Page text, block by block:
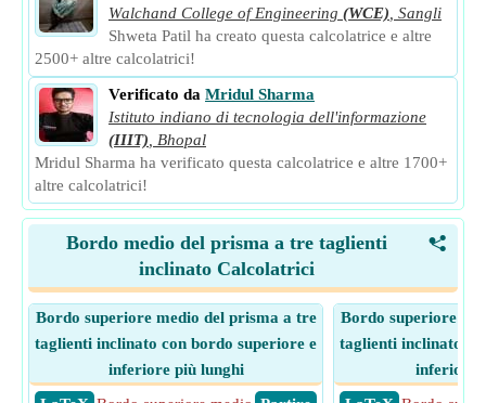
Walchand College of Engineering (WCE) Sangli
Shweta Patil ha creato questa calcolatrice e altre
2500+ altre calcolatrici!
Verificato da Mridul Sharma
Istituto indiano di tecnologia dell'informazione
(IIIT)
Bhopal
Mridul Sharma ha verificato questa calcolatrice e altre 1700+
altre calcolatrici!
<
Bordo medio del prisma a tre taglienti
inclinato Calcolatrici
Bordo superiore medio del prisma a tre
taglienti inclinato con bordo superiore e
inferiore più lunghi
Bordo superiore
taglienti inclinato
inferiore